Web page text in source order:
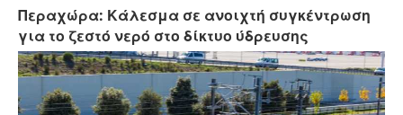
Περαχώρα: Κάλεσμα σε ανοιχτή συγκέντρωση
για το ζεστό νερό στο δίκτυο ύδρευσης